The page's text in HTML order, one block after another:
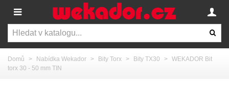
Domů > Nabídka Wekador > Bity Torx > Bity TX30 > WEKADOR Bit
torx 30 - 50 mm TIN